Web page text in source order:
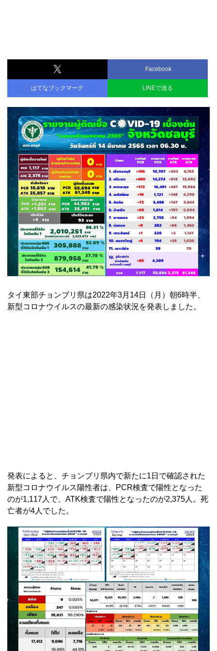
Facebook
はてなブックマーク LINEで送る
タイ東部チョンブリ県は2022年3月14日（月）朝6時半、
新型コロナウイルスの最新の感染状況を発表しました。
発表によると、チョンブリ県内で新たに1日で確認された
新型コロナウイルス陽性者は、PCR検査で陽性となった
のが1,117人で、ATK検査で陽性となったのが2,375人。死
亡者が4人でした。